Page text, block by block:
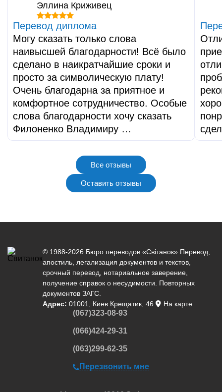
Эллина Криживец
Перевод диплома
Могу сказать только слова
наивысшей благодарности! Всё было
сделано в наикратчайшие сроки и
просто за символическую плату!
Очень благодарна за приятное и
комфортное сотрудничество. Особые
слова благодарности хочу сказать
Филоненко Владимиру …
Все отзывы
Оставить отзывы
© 1988-2026 Бюро переводов «Світанок» Перевод
апостиль легализация документов и текстов,
срочный перевод
нотариальное заверение
получение справок о несудимости. Повторных
документов ЗАГС.
Адрес: 01001, Киев Крещатик, 46 На карте
(067)323-08-93
(066)424-29-31
(063)299-62-35
Перезвонить мне